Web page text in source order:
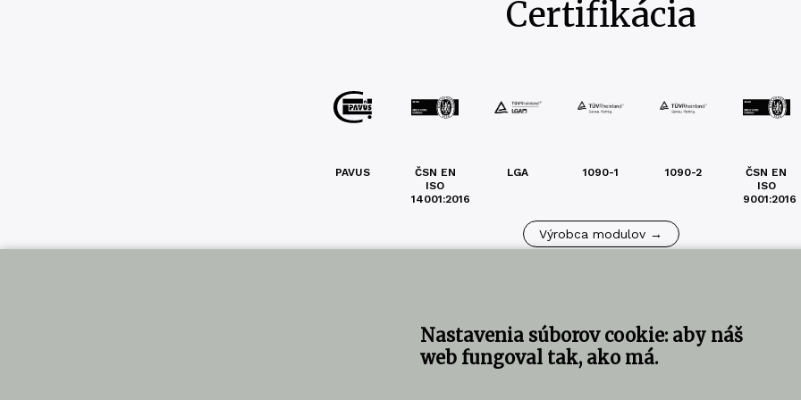
Nastavenia súborov cookie: aby náš
web fungoval tak, ako má.
Certifikácia
PAVUS
ČSN EN
ISO
14001:2016
LGA 1090-1 1090-2
ČSN EN
ISO
9001:2016
Výrobca modulov →